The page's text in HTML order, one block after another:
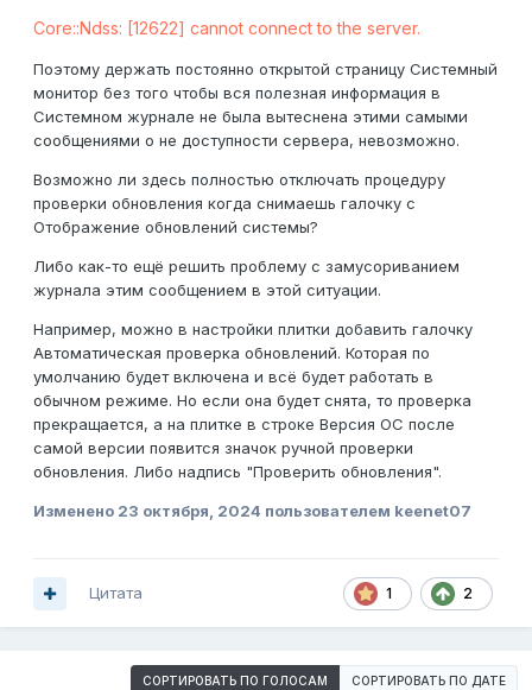
Core::Ndss: [12622] cannot connect to the server.
Поэтому держать постоянно открытой страницу Системный
монитор без того чтобы вся полезная информация в
Системном журнале не была вытеснена этими самыми
сообщениями о не доступности сервера, невозможно.
Возможно ли здесь полностью отключать процедуру
проверки обновления когда снимаешь галочку с
Отображение обновлений системы?
Либо как-то ещё решить проблему с замусориванием
журнала этим сообщением в этой ситуации.
Например, можно в настройки плитки добавить галочку
Автоматическая проверка обновлений. Которая по
умолчанию будет включена и всё будет работать в
обычном режиме. Но если она будет снята, то проверка
прекращается, а на плитке в строке Версия ОС после
самой версии появится значок ручной проверки
обновления. Либо надпись "Проверить обновления".
Изменено 23 октября, 2024 пользователем keenet07
1 2
Цитата
СОРТИРОВАТЬ ПО ГОЛОСАМ СОРТИРОВАТЬ ПО ДАТЕ